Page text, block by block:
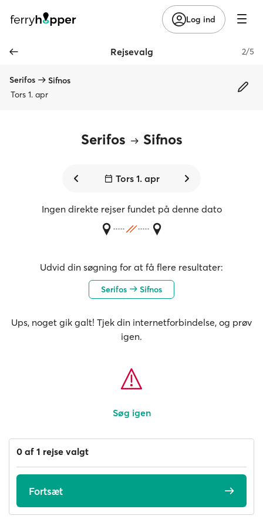
Log ind
Rejsevalg 2/5
Serifos
Sifnos
Tors 1. apr
Serifos Sifnos
Tors 1. apr
Ingen direkte rejser fundet på denne dato
Udvid din søgning for at få flere resultater:
Serifos Sifnos
Ups, noget gik galt! Tjek din internetforbindelse, og prøv
igen.
Søg igen
0 af 1 rejse valgt
Fortsæt